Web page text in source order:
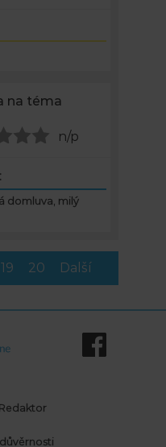
na téma
n/p
domluva, milý
19 20 Další